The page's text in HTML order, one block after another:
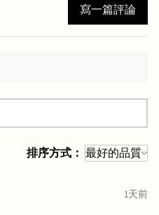
寫一篇評論
排序方式：
1天前